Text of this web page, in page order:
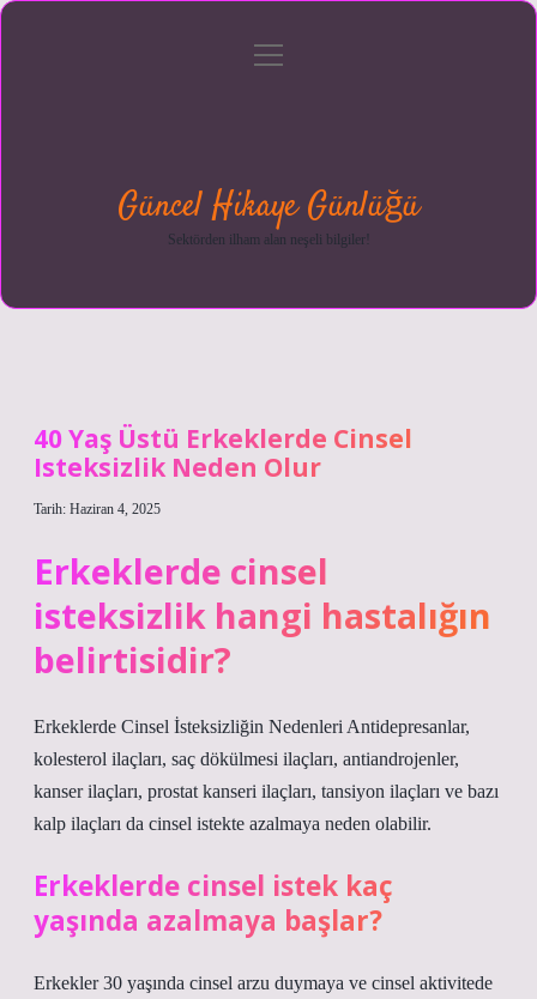
menüyü
Güncel Hikaye Günlüğü
Sektörden ilham alan neşeli bilgiler!
40 Yaş Üstü Erkeklerde Cinsel
Isteksizlik Neden Olur
Tarih: Haziran 4, 2025
Erkeklerde cinsel
isteksizlik hangi hastalığın
belirtisidir?
Erkeklerde Cinsel İsteksizliğin Nedenleri Antidepresanlar,
kolesterol ilaçları, saç dökülmesi ilaçları, antiandrojenler,
kanser ilaçları, prostat kanseri ilaçları, tansiyon ilaçları ve bazı
kalp ilaçları da cinsel istekte azalmaya neden olabilir.
Erkeklerde cinsel istek kaç
yaşında azalmaya başlar?
Erkekler 30 yaşında cinsel arzu duymaya ve cinsel aktivitede